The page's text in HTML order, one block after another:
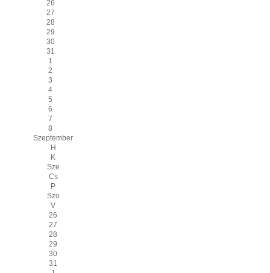
26
27
28
29
30
31
1
2
3
4
5
6
7
8
Szeptember
H
K
Sze
Cs
P
Szo
V
26
27
28
29
30
31